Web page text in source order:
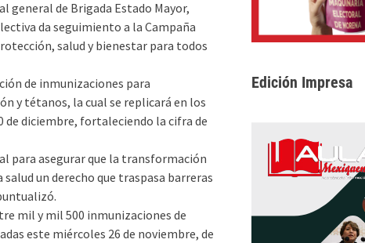
general de Brigada Estado Mayor,
da seguimiento a la Campaña
salud y bienestar para todos
de inmunizaciones para
y tétanos, la cual se replicará en los
de diciembre, fortaleciendo la cifra de
para asegurar que la transformación
un derecho que traspasa barreras
mil y mil 500 inmunizaciones de
este miércoles 26 de noviembre, de
Edición Impresa